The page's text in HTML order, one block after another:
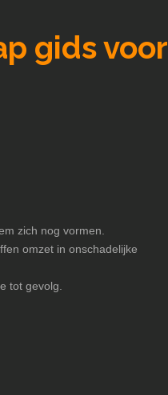
gids voor
zich nog vormen.
omzet in onschadelijke
tot gevolg.